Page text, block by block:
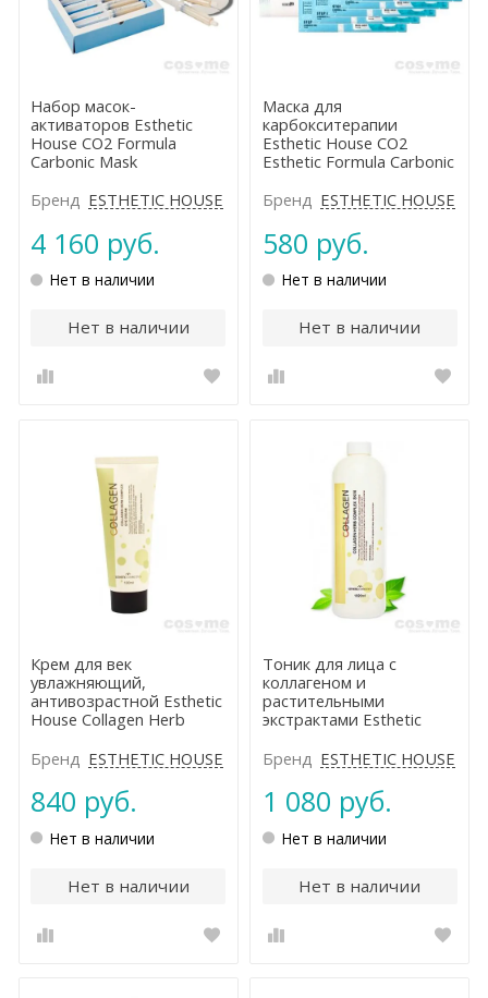
Набор масок-
активаторов Esthetic
House CO2 Formula
Carbonic Mask
Бренд ESTHETIC HOUSE
4 160 руб.
Нет в наличии
Нет в наличии
Маска для
карбокситерапии
Esthetic House CO2
Esthetic Formula Carbonic
Бренд ESTHETIC HOUSE
580 руб.
Нет в наличии
Нет в наличии
Крем для век
увлажняющий,
антивозрастной Esthetic
House Collagen Herb
Бренд ESTHETIC HOUSE
840 руб.
Нет в наличии
Нет в наличии
Тоник для лица с
коллагеном и
растительными
экстрактами Esthetic
Complex Skin
Бренд ESTHETIC HOUSE
1 080 руб.
Нет в наличии
Нет в наличии